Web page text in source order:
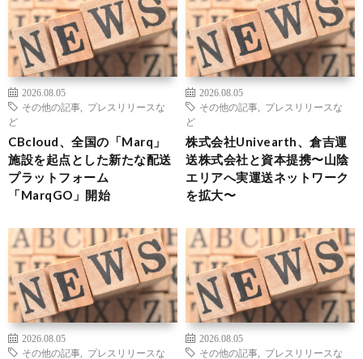
2026.08.05
その他の記事
プレスリリースな
ど
CBcloud、全国の「Marq」
施設を起点とした新たな配送
プラットフォーム
「MarqGO」開始
2026.08.05
その他の記事
プレスリリースな
ど
株式会社Univearth、倉吉運
送株式会社と資本提携〜山陰
エリアへ実運送ネットワーク
を拡大〜
2026.08.05
その他の記事
プレスリリースな
2026.08.05
その他の記事
プレスリリースな